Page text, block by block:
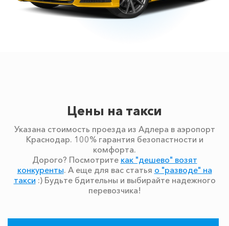
Цены на такси
Указана стоимость проезда из Адлера в аэропорт
Краснодар. 100% гарантия безопастности и
комфорта.
Дорого? Посмотрите как "дешево" возят
конкуренты. А еще для вас статья о "разводе" на
такси :) Будьте бдительны и выбирайте надежного
перевозчика!